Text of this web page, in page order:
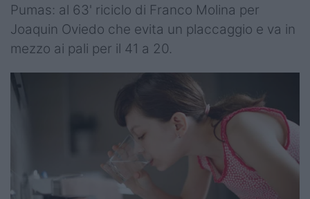
Pumas: al 63' riciclo di Franco Molina per
Joaquin Oviedo che evita un placcaggio e va in
mezzo ai pali per il 41 a 20.